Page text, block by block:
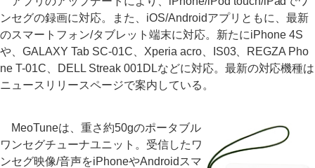
ンセグの録画に対応。また、iOS/Androidアプリともに、最新
のスマートフォン/タブレット端末に対応。新たにiPhone 4S
や、GALAXY Tab SC-01C、Xperia acro、IS03、REGZA Pho
ne T-01C、DELL Streak 001DLなどに対応。最新の対応機種は
ニュースリリースページで案内している。
MeoTuneは、重さ約50gのポータブル
ワンセグチューナユニット。受信したワ
ンセグ映像/音声をiPhoneやAndroidスマ